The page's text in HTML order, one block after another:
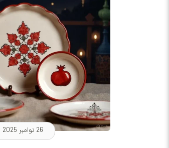
26 نوامبر 2025